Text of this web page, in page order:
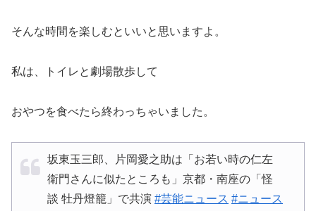
そんな時間を楽しむといいと思いますよ。
私は、トイレと劇場散歩して
おやつを食べたら終わっちゃいました。
坂東玉三郎、片岡愛之助は「お若い時の仁左
衛門さんに似たところも」京都・南座の「怪
談 牡丹燈籠」で共演 #芸能ニュース #ニュース